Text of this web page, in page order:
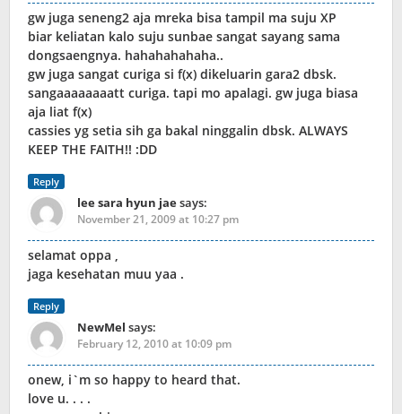
gw juga seneng2 aja mreka bisa tampil ma suju XP
biar keliatan kalo suju sunbae sangat sayang sama
dongsaengnya. hahahahahaha..
gw juga sangat curiga si f(x) dikeluarin gara2 dbsk.
sangaaaaaaaatt curiga. tapi mo apalagi. gw juga biasa
aja liat f(x)
cassies yg setia sih ga bakal ninggalin dbsk. ALWAYS
KEEP THE FAITH!! :DD
Reply
lee sara hyun jaesays:
November 21, 2009 at 10:27 pm
selamat oppa ,
jaga kesehatan muu yaa .
Reply
NewMel says:
February 12, 2010 at 10:09 pm
onew, i`m so happy to heard that.
love u. . . .